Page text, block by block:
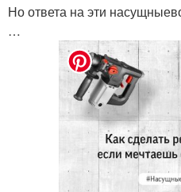
Но ответа на эти
…